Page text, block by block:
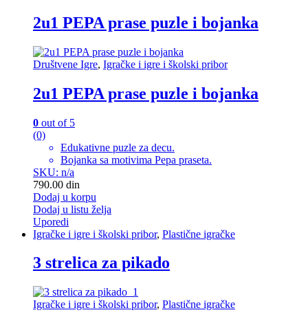
2u1 PEPA prase puzle i bojanka
Društvene Igre, Igračke i igre i školski pribor
2u1 PEPA prase puzle i bojanka
0 out of 5
(0)
Edukativne puzle za decu.
Bojanka sa motivima Pepa praseta.
SKU: n/a
790.00 din
Dodaj u korpu
Dodaj u listu želja
Uporedi
Igračke i igre i školski pribor, Plastične igračke
3 strelica za pikado
Igračke i igre i školski pribor, Plastične igračke